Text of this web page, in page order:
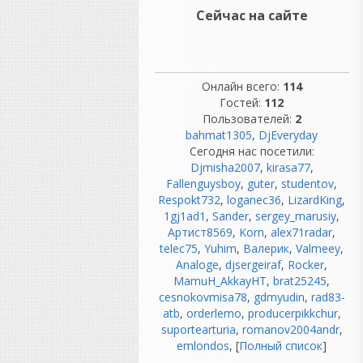
воспоминания
звукорежиссеров 70-х, 80-х
и 90-х, они ругались
постоянно:
лента закончилась в самый
неподходящий момент;
магнитофон "зажевал"
мастер;
шумит предусилитель;
сломался компрессор;
лампа умерла во время
записи;
синхронизация ушла.
Сегодня ругаются на
драйвер ASIO.
Раньше ругались на Studer.
😂
Сейчас на сайте
Онлайн всего: 114
Гостей: 112
Пользователей: 2
bahmat1305, DjEveryday
Сегодня нас посетили:
Djmisha2007, kirasa77,
Fallenguysboy, guter, studentov,
Respokt732, loganec36, LizardKing,
1gj1ad1 , Sander, sergey_marusiy,
Артист8569, Korn, alex71radar,
telec75, Yuhim, Валерик, Valmeey,
Analoge, djsergeiraf, Rocker,
MamuH_AkkayHT, brat25245,
cesnokovmisa78, gdmyudin, rad83-
atb, orderlemo, producerpikkchur,
suportearturia, romanov2004andr,
emlondos, [Полный список]